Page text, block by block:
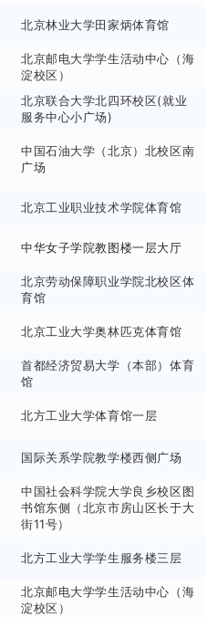
北京林业大学田家炳体育馆
北京邮电大学学生活动中心（海
淀校区）
北京联合大学北四环校区(就业
服务中心小广场)
中国石油大学（北京）北校区南
广场
北京工业职业技术学院体育馆
中华女子学院教图楼一层大厅
北京劳动保障职业学院北校区体
育馆
北京工业大学奥林匹克体育馆
首都经济贸易大学（本部）体育
馆
北方工业大学体育馆一层
国际关系学院教学楼西侧广场
中国社会科学院大学良乡校区图
书馆东侧（北京市房山区长于大
街11号）
北方工业大学学生服务楼三层
北京邮电大学学生活动中心（海
淀校区）